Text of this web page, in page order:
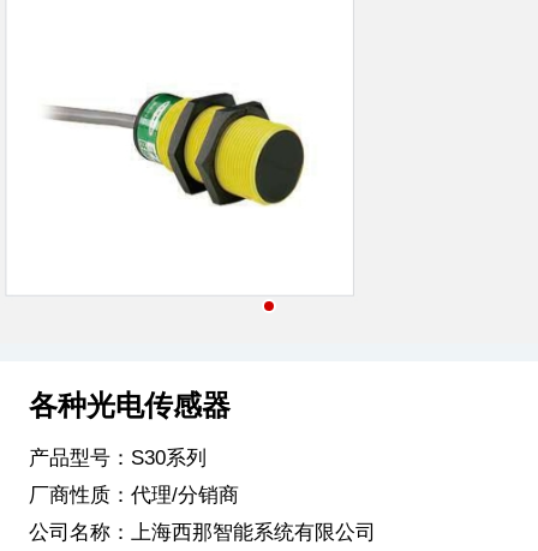
各种光电传感器
产品型号：S30系列
厂商性质：代理/分销商
公司名称：上海西那智能系统有限公司